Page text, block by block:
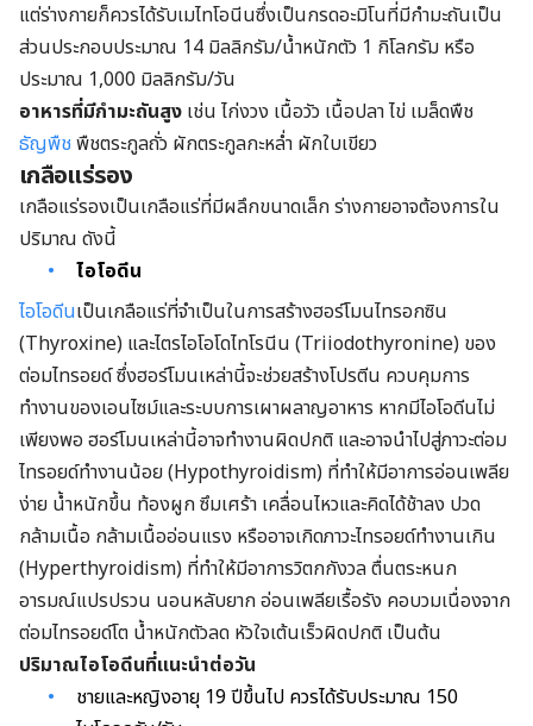
แต่ร่างกายก็ควรได้รับเมไทโอนีนซึ่งเป็นกรดอะมิโนที่มีกำมะถันเป็น
ส่วนประกอบประมาณ 14 มิลลิกรัม/น้ำหนักตัว 1 กิโลกรัม หรือ
ประมาณ 1,000 มิลลิกรัม/วัน
อาหารที่มีกำมะถันสูง เช่น ไก่งวง เนื้อวัว เนื้อปลา ไข่ เมล็ดพืช
ธัญพืช พืชตระกูลถั่ว ผักตระกูลกะหล่ำ ผักใบเขียว
เกลือแร่รอง
เกลือแร่รองเป็นเกลือแร่ที่มีผลึกขนาดเล็ก ร่างกายอาจต้องการใน
ปริมาณ ดังนี้
ไอโอดีน
ไอโอดีนเป็นเกลือแร่ที่จำเป็นในการสร้างฮอร์โมนไทรอกซิน
(Thyroxine) และไตรไอโอโดไทโรนีน (Triiodothyronine) ของ
ต่อมไทรอยด์ ซึ่งฮอร์โมนเหล่านี้จะช่วยสร้างโปรตีน ควบคุมการ
ทำงานของเอนไซม์และระบบการเผาผลาญอาหาร หากมีไอโอดีนไม่
เพียงพอ ฮอร์โมนเหล่านี้อาจทำงานผิดปกติ และอาจนำไปสู่ภาวะต่อม
ไทรอยด์ทำงานน้อย (Hypothyroidism) ที่ทำให้มีอาการอ่อนเพลีย
ง่าย น้ำหนักขึ้น ท้องผูก ซึมเศร้า เคลื่อนไหวและคิดได้ช้าลง ปวด
กล้ามเนื้อ กล้ามเนื้ออ่อนแรง หรืออาจเกิดภาวะไทรอยด์ทำงานเกิน
(Hyperthyroidism) ที่ทำให้มีอาการวิตกกังวล ตื่นตระหนก
อารมณ์แปรปรวน นอนหลับยาก อ่อนเพลียเรื้อรัง คอบวมเนื่องจาก
ต่อมไทรอยด์โต น้ำหนักตัวลด หัวใจเต้นเร็วผิดปกติ เป็นต้น
ปริมาณไอโอดีนที่แนะนำต่อวัน
ชายและหญิงอายุ 19 ปีขึ้นไป ควรได้รับประมาณ 150